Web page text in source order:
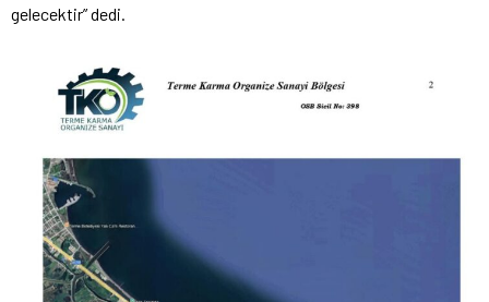
gelecektir” dedi.